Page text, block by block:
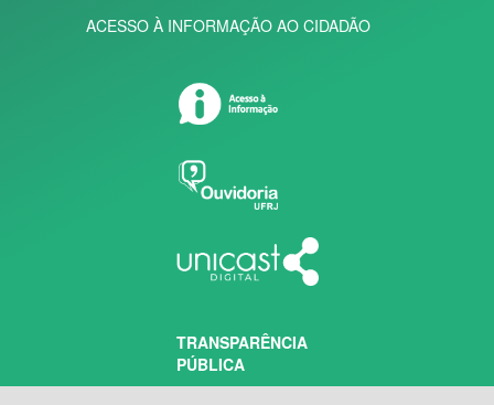
ACESSO À INFORMAÇÃO AO CIDADÃO
TRANSPARÊNCIA
PÚBLICA